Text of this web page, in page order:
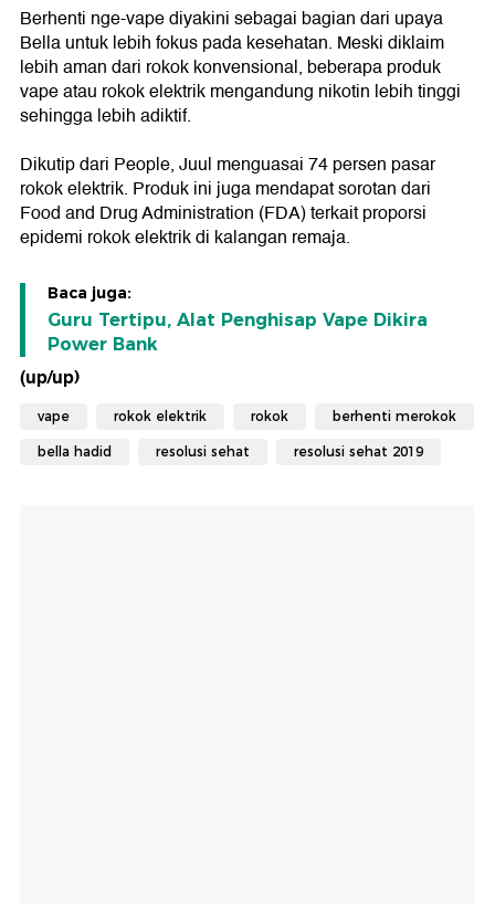
Berhenti nge-vape diyakini sebagai bagian dari upaya
Bella untuk lebih fokus pada kesehatan. Meski diklaim
lebih aman dari rokok konvensional, beberapa produk
vape atau rokok elektrik mengandung nikotin lebih tinggi
sehingga lebih adiktif.
Dikutip dari People, Juul menguasai 74 persen pasar
rokok elektrik. Produk ini juga mendapat sorotan dari
Food and Drug Administration (FDA) terkait proporsi
epidemi rokok elektrik di kalangan remaja.
Baca juga:
Guru Tertipu, Alat Penghisap Vape Dikira
Power Bank
(up/up)
vape rokok elektrik rokok berhenti merokok
bella hadid resolusi sehat resolusi sehat 2019